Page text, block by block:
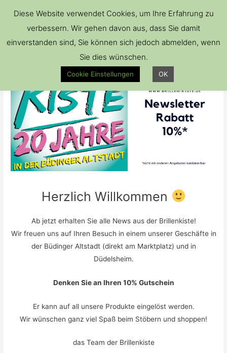
Herzlich Willkommen
Ab jetzt erhalten Sie alle News aus der Brillenkiste!
Wir freuen uns auf Ihren Besuch in einem unserer Geschäfte in
der Büdinger Altstadt (direkt am Marktplatz) und in
Düdelsheim.
Denken Sie an Ihren 10% Gutschein
Er kann auf all unsere Produkte eingelöst werden.
Wir wünschen ganz viel Spaß beim Stöbern und shoppen!
das Team der Brillenkiste
Diese Website verwendet Cookies, um Ihre Erfahrung zu
verbessern. Wir gehen davon aus, dass Sie damit
einverstanden sind, Sie können sich jedoch abmelden, wenn
Sie dies wünschen.
Cookie Einstellungen OK